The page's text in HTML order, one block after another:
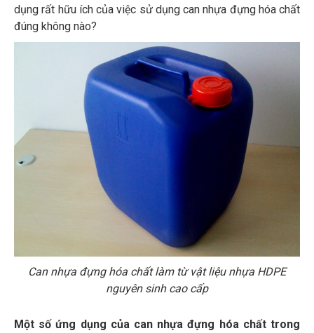
dụng rất hữu ích của việc sử dụng can nhựa đựng hóa chất
đúng không nào?
Can nhựa đựng hóa chất làm từ vật liệu nhựa HDPE
nguyên sinh cao cấp
Một số ứng dụng của can nhựa đựng hóa chất trong